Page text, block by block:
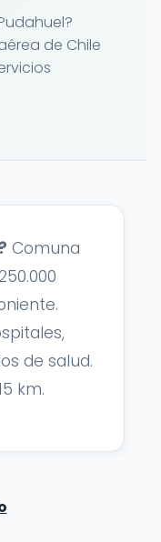
de Chile
Comuna
de salud.
km.